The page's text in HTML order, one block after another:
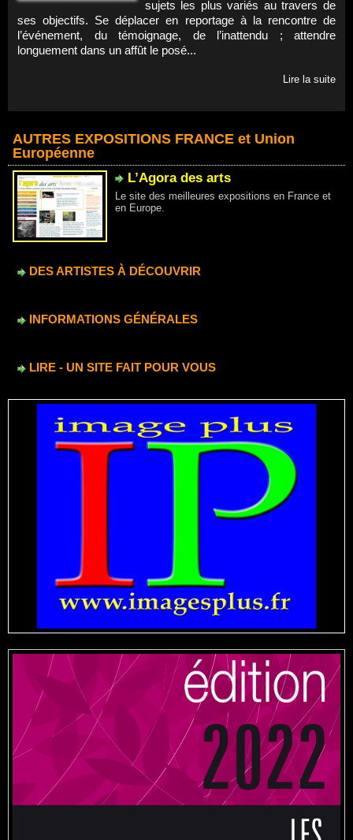
sujets les plus variés au travers de
ses objectifs. Se déplacer en reportage à la rencontre de
l’événement, du témoignage, de l’inattendu ; attendre
longuement dans un affût le posé...
Lire la suite
AUTRES EXPOSITIONS FRANCE et Union
Européenne
L’Agora des arts
Le site des meilleures expositions en France et
en Europe.
DES ARTISTES À DÉCOUVRIR
INFORMATIONS GÉNÉRALES
LIRE - UN SITE FAIT POUR VOUS